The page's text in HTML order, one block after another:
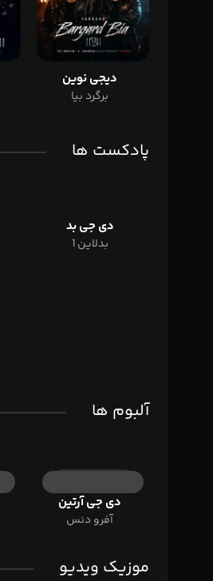
دیجی نوین
برگرد بیا
پادکست ها
دی جی بد
بدلاین 1
آلبوم ها
دی جی آرتین
آفرو دنس
موزیک ویدیو